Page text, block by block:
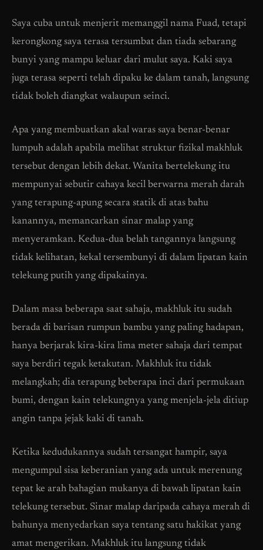
Saya cuba untuk menjerit memanggil nama Fuad, tetapi
kerongkong saya terasa tersumbat dan tiada sebarang
bunyi yang mampu keluar dari mulut saya. Kaki saya
juga terasa seperti telah dipaku ke dalam tanah, langsung
tidak boleh diangkat walaupun seinci.
Apa yang membuatkan akal waras saya benar-benar
lumpuh adalah apabila melihat struktur fizikal makhluk
tersebut dengan lebih dekat. Wanita bertelekung itu
mempunyai sebutir cahaya kecil berwarna merah darah
yang terapung-apung secara statik di atas bahu
kanannya, memancarkan sinar malap yang
menyeramkan. Kedua-dua belah tangannya langsung
tidak kelihatan, kekal tersembunyi di dalam lipatan kain
telekung putih yang dipakainya.
Dalam masa beberapa saat sahaja, makhluk itu sudah
berada di barisan rumpun bambu yang paling hadapan,
hanya berjarak kira-kira lima meter sahaja dari tempat
saya berdiri tegak ketakutan. Makhluk itu tidak
melangkah; dia terapung beberapa inci dari permukaan
bumi, dengan kain telekungnya yang menjela-jela ditiup
angin tanpa jejak kaki di tanah.
Ketika kedudukannya sudah tersangat hampir, saya
mengumpul sisa keberanian yang ada untuk merenung
tepat ke arah bahagian mukanya di bawah lipatan kain
telekung tersebut. Sinar malap daripada cahaya merah di
bahunya menyedarkan saya tentang satu hakikat yang
amat mengerikan. Makhluk itu langsung tidak